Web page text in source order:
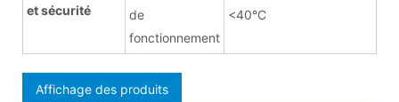
et sécurité
de
fonctionnement
<40°C
Affichage des produits